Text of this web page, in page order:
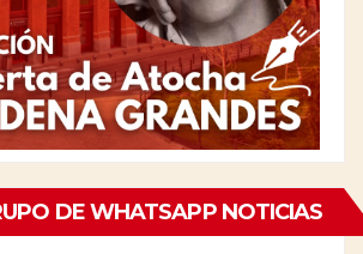
DE WHATSAPP NOTICIAS